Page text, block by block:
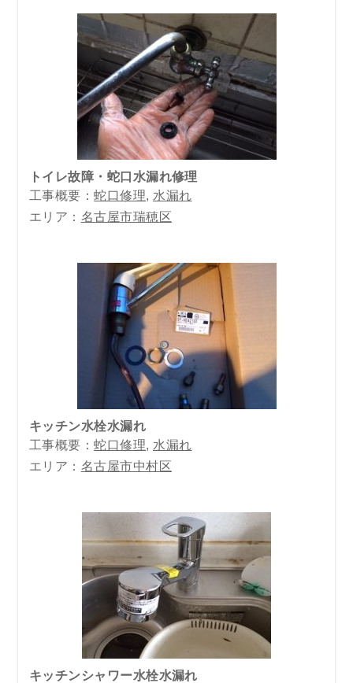
トイレ故障・蛇口水漏れ修理
工事概要：蛇口修理, 水漏れ
エリア： 名古屋市瑞穂区
キッチン水栓水漏れ
工事概要：蛇口修理, 水漏れ
エリア： 名古屋市中村区
キッチンシャワー水栓水漏れ